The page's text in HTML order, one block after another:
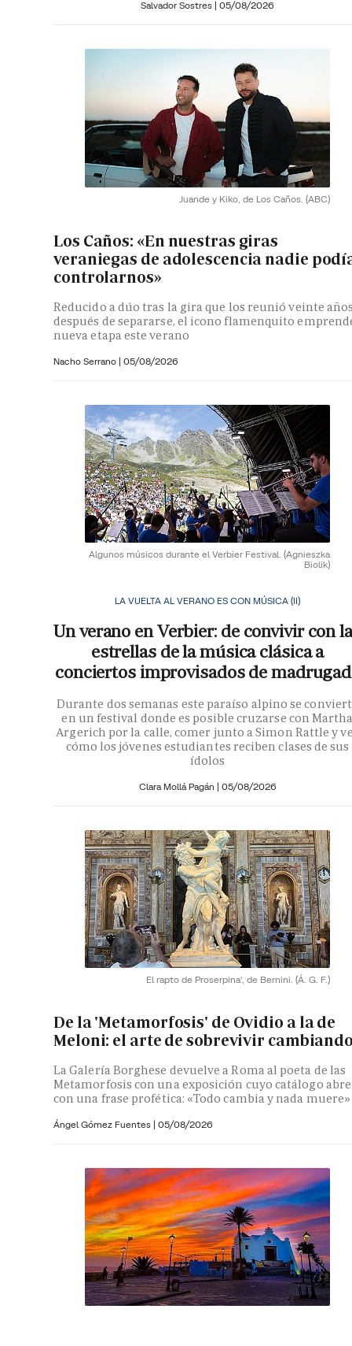
Salvador Sostres | 05/08/2026
Juande y Kiko, de Los Caños. (ABC)
Los Caños: «En nuestras giras
veraniegas de adolescencia nadie
controlarnos»
Reducido a dúo tras la gira que los reunió veinte
después de separarse, el icono flamenquito
nueva etapa este verano
Nacho Serrano | 05/08/2026
Algunos músicos durante el Verbier Festival. (Agnieszka
Biolik)
LA VUELTA AL VERANO ES CON MÚSICA (II)
Un verano en Verbier: de convivir con
estrellas de la música clásica a
conciertos improvisados de
Durante dos semanas este paraíso alpino se
en un festival donde es posible cruzarse con
Argerich por la calle, comer junto a Simon Rattle y
cómo los jóvenes estudiantes reciben clases de sus
ídolos
Clara Mollá Pagán | 05/08/2026
El rapto de Proserpina', de Bernini. (Á. G. F.)
De la 'Metamorfosis' de Ovidio a la de
Meloni: el arte de sobrevivir
La Galería Borghese devuelve a Roma al poeta de las
Metamorfosis con una exposición cuyo catálogo abre
con una frase profética: «Todo cambia y nada muere»
Ángel Gómez Fuentes | 05/08/2026